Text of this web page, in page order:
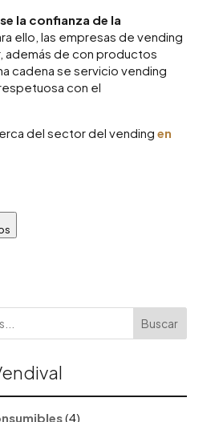
la confianza de la
ello, las empresas de vending
además de con productos
cadena se servicio vending
con el
del sector del vending en
Buscar
44